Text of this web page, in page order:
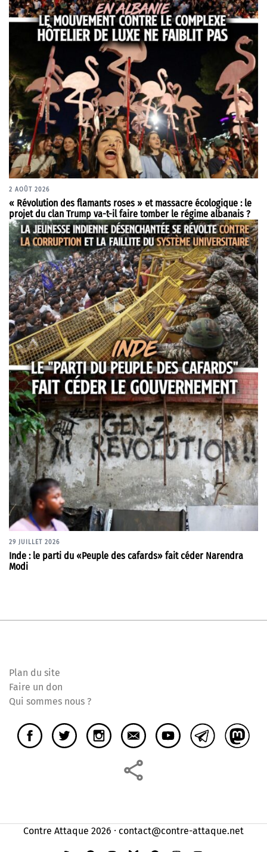
2 AOÛT 2026
« Révolution des flamants roses » et massacre écologique : le
projet du clan Trump va-t-il faire tomber le régime albanais ?
29 JUILLET 2026
Inde : le parti du «Peuple des cafards» fait céder Narendra
Modi
Plan du site
Faire un don
Qui sommes nous ?
Contre Attaque 2026 ⸱ contact@contre-attaque.net